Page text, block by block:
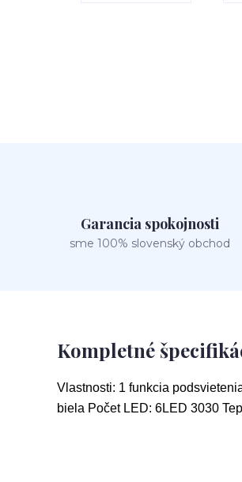
Garancia spokojnosti
sme 100% slovenský obchod
Kompletné
Vlastnosti: 1 funkcia
biela Počet LED: 6LED 3030